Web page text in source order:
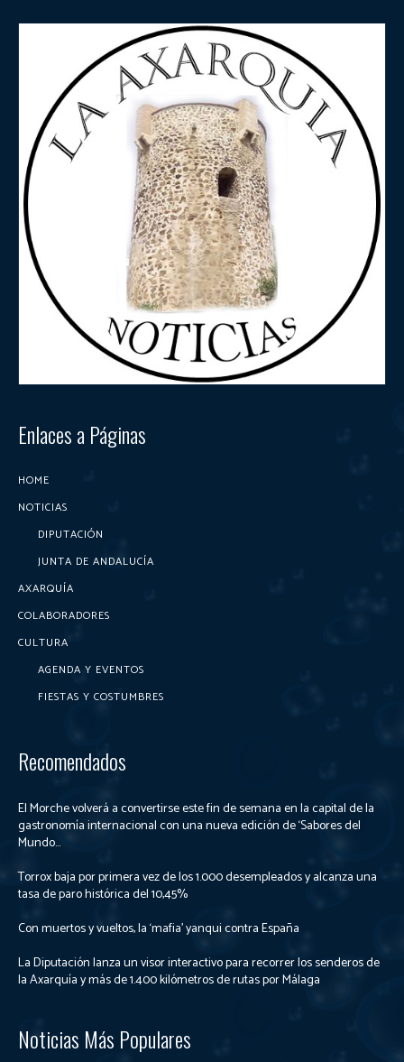
Enlaces a Páginas
HOME
NOTICIAS
DIPUTACIÓN
JUNTA DE ANDALUCÍA
AXARQUÍA
COLABORADORES
CULTURA
AGENDA Y EVENTOS
FIESTAS Y COSTUMBRES
Recomendados
El Morche volverá a convertirse este fin de semana en la capital de la
gastronomía internacional con una nueva edición de ‘Sabores del
Mundo...
Torrox baja por primera vez de los 1.000 desempleados y alcanza una
tasa de paro histórica del 10,45%
Con muertos y vueltos, la ‘mafia’ yanqui contra España
La Diputación lanza un visor interactivo para recorrer los senderos de
la Axarquía y más de 1.400 kilómetros de rutas por Málaga
Noticias Más Populares